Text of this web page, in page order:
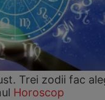
Trei zodii fac
Horoscop